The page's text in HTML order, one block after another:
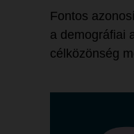
Fontos
a demográfiai
célközönség